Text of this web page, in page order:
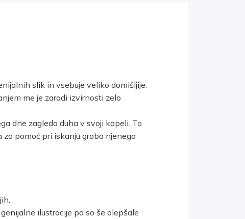
slik in vsebuje veliko domišljije.
me je zaradi izvirnosti zelo
dne zagleda duha v svoji kopeli. To
pomoč pri iskanju groba njenega
ilustracije pa so še olepšale